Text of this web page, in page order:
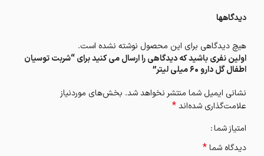
دیدگاهها
هیچ دیدگاهی برای این محصول نوشته نشده است.
اولین نفری باشید که دیدگاهی را ارسال می کنید برای “شربت توسیان
اطفال گل دارو 60 میلی لیتر”
نشانی ایمیل شما منتشر نخواهد شد. بخش‌های موردنیاز
علامت‌گذاری شده‌اند*
امتیاز شما
دیدگاه شما*